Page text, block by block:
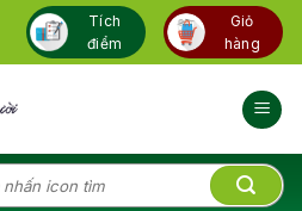
Tích
điểm
Giỏ
hàng